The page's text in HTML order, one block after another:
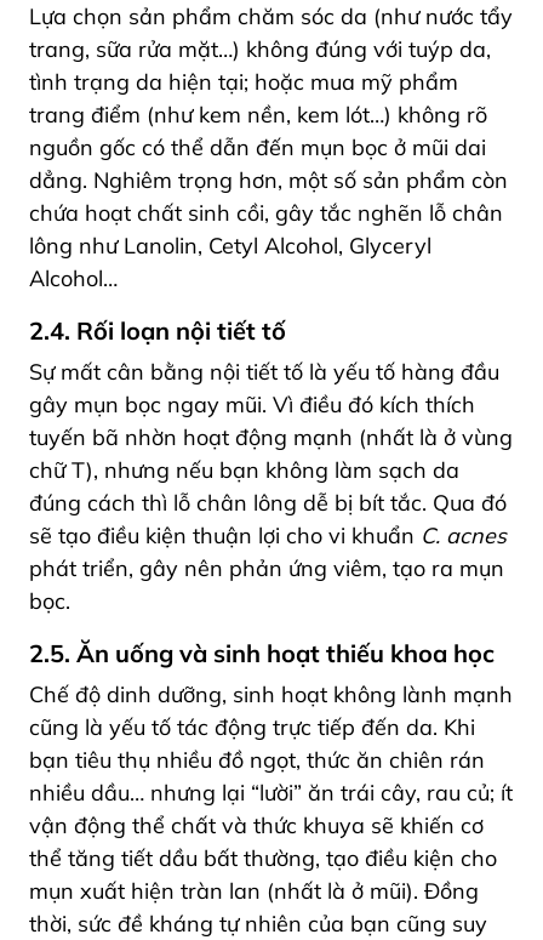
Lựa chọn sản phẩm chăm sóc da (như nước tẩy
trang, sữa rửa mặt…) không đúng với tuýp da,
tình trạng da hiện tại; hoặc mua mỹ phẩm
trang điểm (như kem nền, kem lót…) không rõ
nguồn gốc có thể dẫn đến mụn bọc ở mũi dai
dẳng. Nghiêm trọng hơn, một số sản phẩm còn
chứa hoạt chất sinh cồi, gây tắc nghẽn lỗ chân
lông như Lanolin, Cetyl Alcohol, Glyceryl
Alcohol…
2.4. Rối loạn nội tiết tố
Sự mất cân bằng nội tiết tố là yếu tố hàng đầu
gây mụn bọc ngay mũi. Vì điều đó kích thích
tuyến bã nhờn hoạt động mạnh (nhất là ở vùng
chữ T), nhưng nếu bạn không làm sạch da
đúng cách thì lỗ chân lông dễ bị bít tắc. Qua đó
sẽ tạo điều kiện thuận lợi cho vi khuẩn C. acnes
phát triển, gây nên phản ứng viêm, tạo ra mụn
bọc.
2.5. Ăn uống và sinh hoạt thiếu khoa học
Chế độ dinh dưỡng, sinh hoạt không lành mạnh
cũng là yếu tố tác động trực tiếp đến da. Khi
bạn tiêu thụ nhiều đồ ngọt, thức ăn chiên rán
nhiều dầu… nhưng lại “lười” ăn trái cây, rau củ; ít
vận động thể chất và thức khuya sẽ khiến cơ
thể tăng tiết dầu bất thường, tạo điều kiện cho
mụn xuất hiện tràn lan (nhất là ở mũi). Đồng
thời, sức đề kháng tự nhiên của bạn cũng suy